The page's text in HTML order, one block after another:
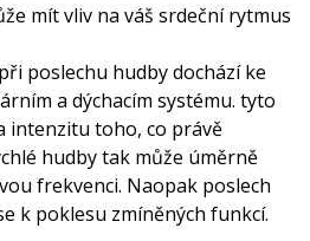
mít vliv na váš srdeční rytmus
poslechu hudby dochází ke
a dýchacím systému. tyto
intenzitu toho, co právě
hudby tak může úměrně
frekvenci. Naopak poslech
k poklesu zmíněných funkcí.